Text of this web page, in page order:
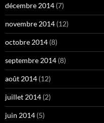
décembre 2014 (7)
novembre 2014 (12)
octobre 2014 (8)
septembre 2014 (8)
août 2014 (12)
juillet 2014 (2)
juin 2014 (5)